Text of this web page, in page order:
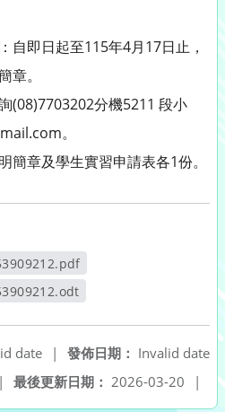
即日起至115年4月17日止，
章。
(08)7703202分機5211 段小
。
章及學生實習申請表各1份。
視窗
發佈日期： Invalid date
date
|
最後更新日期： 2026-03-20 |
|